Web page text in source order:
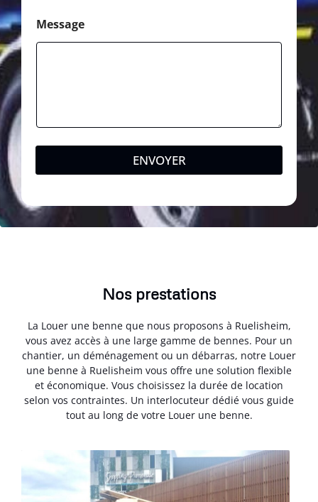
Message
ENVOYER
Nos prestations
La Louer une benne que nous proposons à Ruelisheim,
vous avez accès à une large gamme de bennes. Pour un
chantier, un déménagement ou un débarras, notre Louer
une benne à Ruelisheim vous offre une solution flexible
et économique. Vous choisissez la durée de location
selon vos contraintes. Un interlocuteur dédié vous guide
tout au long de votre Louer une benne.